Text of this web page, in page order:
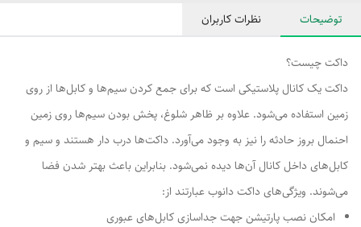
توضیحات نظرات کاربران
داکت چیست؟
داکت یک کانال پلاستیکی است که برای جمع کردن سیم‌ها و کابل‌ها از روی
زمین استفاده می‌شود. علاوه بر ظاهر شلوغ، پخش بودن سیم‌ها روی زمین
احنمال بروز حادثه را نیز به وجود می‌آورد. داکت‌ها درب دار هستند و سیم و
کابل‌های داخل کانال آن‌ها دیده نمی‌شود. بنابراین باعث بهتر شدن فضا
می‌شوند. ویژگی‌های داکت دانوب عبارتند از:
امکان نصب پارتیشن جهت جداسازی کابل‌های عبوری